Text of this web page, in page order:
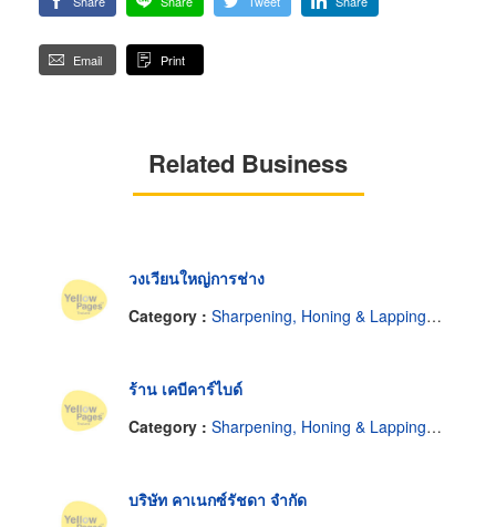
Email Print
Related Business
วงเวียนใหญ่การช่าง
Category : Sharpening, Honing & Lapping Service
ร้าน เคบีคาร์ไบด์
Category : Sharpening, Honing & Lapping Service
บริษัท คาเนกซ์รัชดา จำกัด